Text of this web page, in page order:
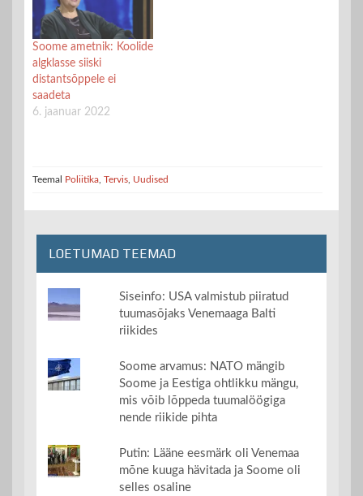
Soome ametnik: Koolide
algklasse siiski
distantsõppele ei
saadeta
6. jaanuar 2022
Teemal Poliitika Tervis Uudised
LOETUMAD TEEMAD
Siseinfo: USA valmistub piiratud
tuumasõjaks Venemaaga Balti
riikides
Soome arvamus: NATO mängib
Soome ja Eestiga ohtlikku mängu,
mis võib lõppeda tuumalöögiga
nende riikide pihta
Putin: Lääne eesmärk oli Venemaa
mõne kuuga hävitada ja Soome oli
selles osaline